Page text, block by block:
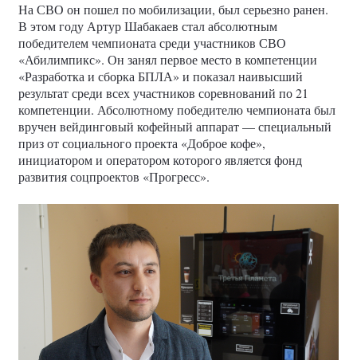
На СВО он пошел по мобилизации, был серьезно ранен.
В этом году Артур Шабакаев стал абсолютным
победителем чемпионата среди участников СВО
«Абилимпикс». Он занял первое место в компетенции
«Разработка и сборка БПЛА» и показал наивысший
результат среди всех участников соревнований по 21
компетенции. Абсолютному победителю чемпионата был
вручен вейдинговый кофейный аппарат — специальный
приз от социального проекта «Доброе кофе»,
инициатором и оператором которого является фонд
развития соцпроектов «Прогресс».